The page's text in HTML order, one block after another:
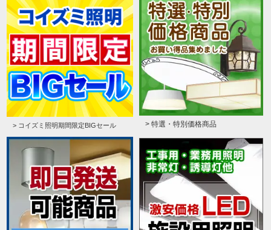
> コイズミ照明期間限定BIGセール > 特選・特別価格商品